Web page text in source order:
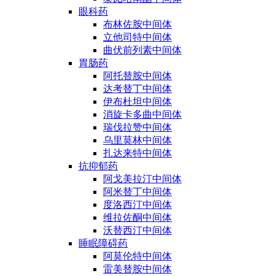
眼科药
布林佐胺中间体
立他司特中间体
曲伏前列素中间体
胃肠药
阿托替胺中间体
达考替丁中间体
伊布杜坦中间体
消旋卡多曲中间体
瑞伐拉赞中间体
乌里莫林中间体
扎达来特中间体
抗抑郁药
阿戈美拉汀中间体
阿米替丁中间体
度洛西汀中间体
维拉佐酮中间体
沃替西汀中间体
睡眠障碍药
阿莫伦特中间体
雷美替胺中间体